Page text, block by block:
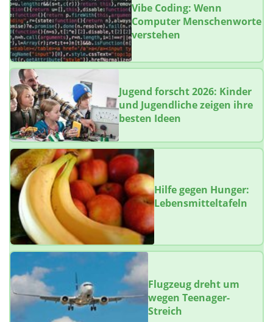
Vibe Coding: Wenn
Computer Menschenworte
verstehen
Jugend forscht 2026: Kinder
und Jugendliche zeigen ihre
besten Ideen
Hilfe gegen Hunger:
Lebensmitteltafeln
Flugzeug dreht um
wegen Teenager-
Streich